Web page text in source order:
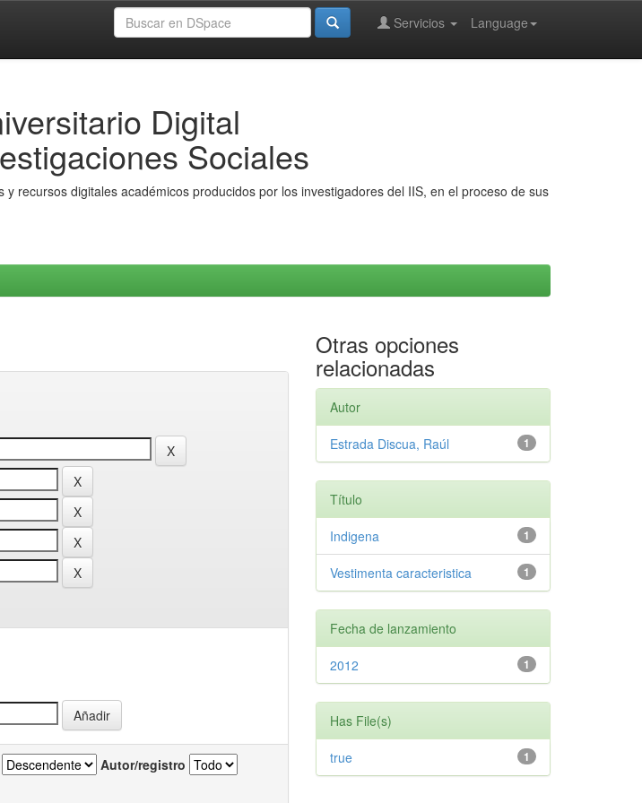
Language
Servicios
Digital
Sociales
recursos digitales académicos producidos por los investigadores del IIS, en el proceso de sus
Autor/registro
Otras opciones
relacionadas
Autor
1
Estrada Discua, Raúl
Título
1
Indigena
1
Vestimenta caracteristica
Fecha de lanzamiento
1
2012
Has File(s)
1
true